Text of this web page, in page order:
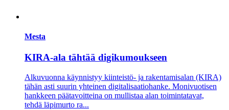
Mesta
KIRA-ala tähtää digikumoukseen
Alkuvuonna käynnistyy kiinteistö-­­­ ja rakentamisalan (KIRA)
tähän asti­ suurin yhteinen digitalisaatiohanke. Monivuotisen
hankkeen päätavoitteina on mullistaa alan toimintatavat,
tehdä­ läpimurto ra...